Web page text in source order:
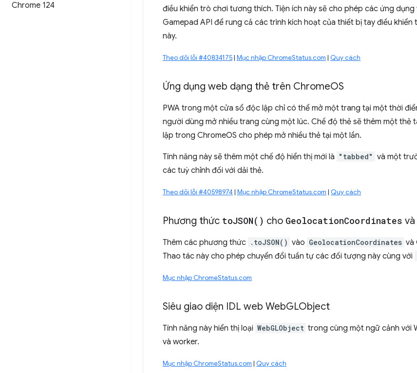
Chrome 124
điều khiển trò chơi tương thích. Tiện ích này sẽ cho phép các ứng
Gamepad API để rung cả các trình kích hoạt của thiết bị tay điều
này.
Theo dõi lỗi #40834175| Mục nhập ChromeStatus.com | Quy cách
Ứng dụng web dạng thẻ trên ChromeOS
PWA trong một cửa sổ độc lập chỉ có thể mở một trang tại một thời
người dùng mở nhiều trang cùng một lúc. Chế độ thẻ sẽ thêm một
lập trong ChromeOS cho phép mở nhiều thẻ tại một lần.
Tính năng này sẽ thêm một chế độ hiển thị mới là "tabbed" và một
các tuỳ chỉnh đối với dải thẻ.
Theo dõi lỗi #40598974 | Mục nhập ChromeStatus.com | Quy cách
Phương thức toJSON( ) cho GeolocationCoordinates và
Thêm các phương thức .toJSON() vào GeolocationCoordinates và
Thao tác này cho phép chuyển đổi tuần tự các đối tượng này cùng với
Mục nhập ChromeStatus.com
Siêu giao diện IDL web WebGLObject
Tính năng này hiển thị loại WebGLObject trong cùng một ngữ cảnh với
và worker.
Mục nhập ChromeStatus.com | Quy cách